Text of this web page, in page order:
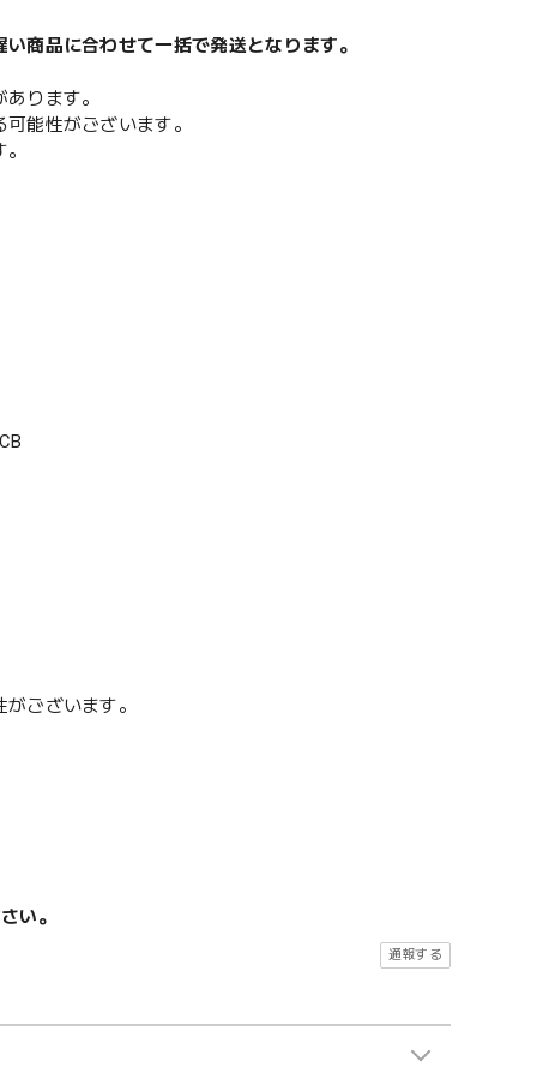
商品に合わせて一括で発送となります。
ります。
能性がございます。
ございます。
い。
通報する